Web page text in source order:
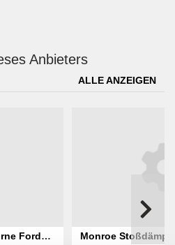
Anbieters
ALLE ANZEIGEN
Ford
Monroe